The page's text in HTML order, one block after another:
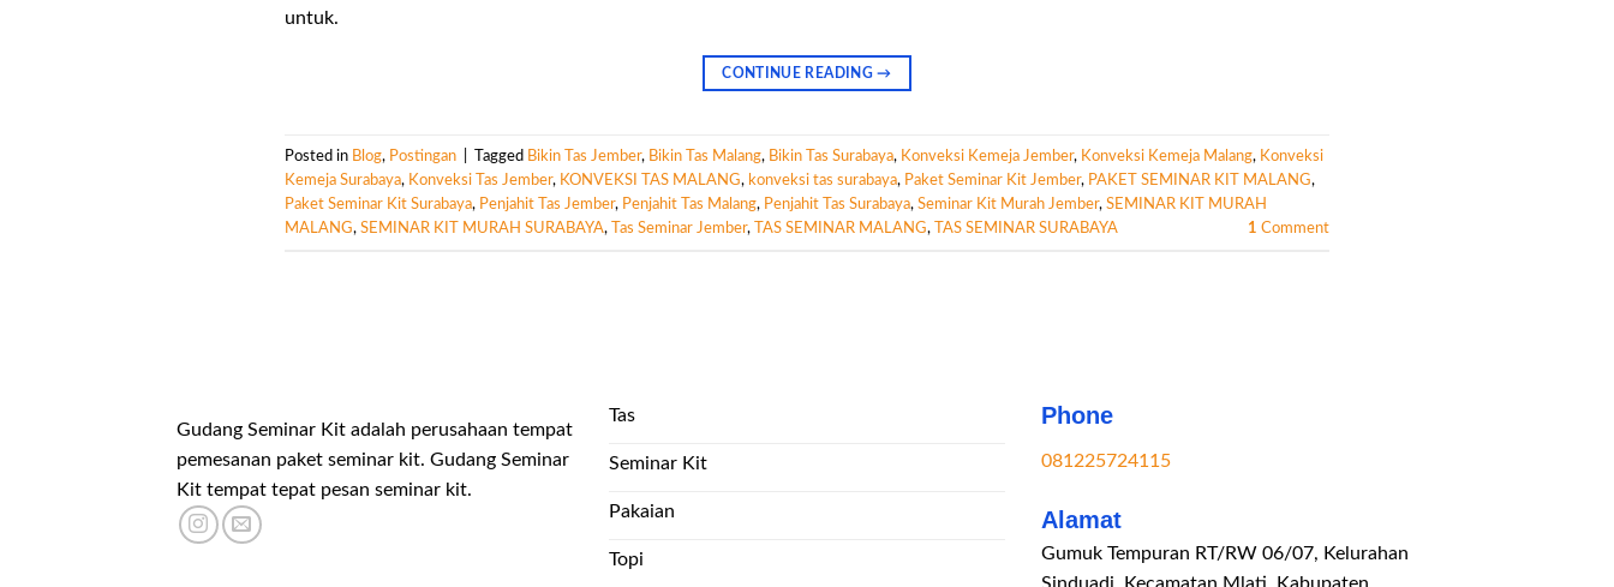
untuk.
CONTINUE READING→
Posted in Blog, Postingan Tagged Bikin Tas Jember, Bikin Tas Malang, Bikin Tas Surabaya, Konveksi Kemeja Jember, Konveksi Kemeja Malang, Konveksi
Kemeja Surabaya, Konveksi Tas Jember, KONVEKSI TAS MALANG, konveksi tas surabaya, Paket Seminar Kit Jember, PAKET SEMINAR KIT MALANG,
Paket Seminar Kit Surabaya, Penjahit Tas Jember, Penjahit Tas Malang, Penjahit Tas Surabaya, Seminar Kit Murah Jember, SEMINAR KIT MURAH
MALANG, SEMINAR KIT MURAH SURABAYA, Tas Seminar Jember, TAS SEMINAR MALANG, TAS SEMINAR SURABAYA 1 Comment
Gudang Seminar Kit adalah perusahaan tempat
pemesanan paket seminar kit. Gudang Seminar
Kit tempat tepat pesan seminar kit.
Tas
Seminar Kit
Pakaian
Topi
Phone
081225724115
Alamat
Gumuk Tempuran RT/RW 06/07, Kelurahan
Sinduadi, Kecamatan Mlati, Kabupaten